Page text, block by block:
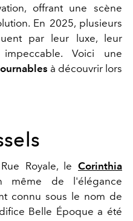
offrant une scène
En 2025, plusieurs
par leur luxe, leur
Voici une
à découvrir lors
Royale, le Corinthia
même de l'élégance
connu sous le nom de
Belle Époque a été